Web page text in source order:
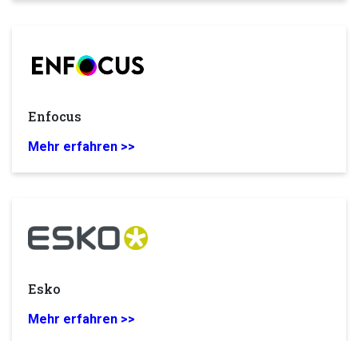
Enfocus
Mehr erfahren >>
Esko
Mehr erfahren >>